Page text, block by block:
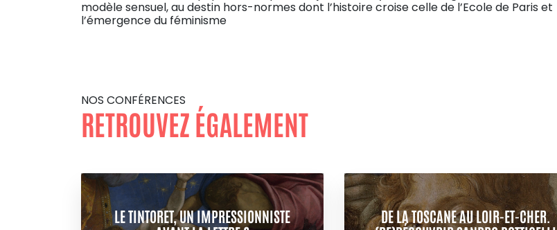
modèle sensuel, au destin hors-normes dont l’histoire croise celle de l’Ecole de Paris et
l’émergence du féminisme
NOS CONFÉRENCES
RETROUVEZ ÉGALEMENT
LE TINTORET, UN IMPRESSIONNISTE
DE LA TOSCANE AU LOIR-ET-CHER.